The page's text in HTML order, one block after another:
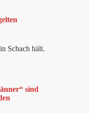
Schach hält.
sind